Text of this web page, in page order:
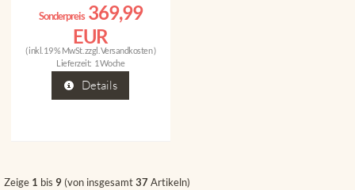
Sonderpreis369,99
EUR
( inkl. 19 % MwSt. zzgl. Versandkosten)
Lieferzeit: 1 Woche
Details
Zeige 1 bis 9 (von insgesamt37Artikeln)